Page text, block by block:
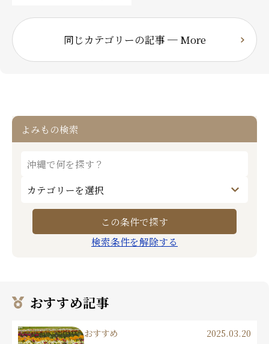
同じカテゴリーの記事 ─ More
よみもの検索
検索条件を解除する
おすすめ記事
おすすめ 2025.03.20